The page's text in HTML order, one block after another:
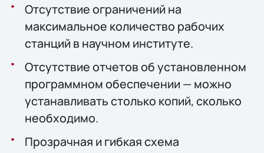
Отсутствие ограничений на
максимальное количество рабочих
станций в научном институте.
Отсутствие отчетов об установленном
программном обеспечении — можно
устанавливать столько копий, сколько
необходимо.
Прозрачная и гибкая схема